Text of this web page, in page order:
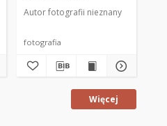
Autor fotografii nieznany
fotografia
Więcej